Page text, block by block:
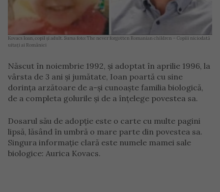
Kovacs Ioan, copil și adult. Sursa foto: The never forgotten Romanian children – Copiii niciodată
uitați ai României
Născut în noiembrie 1992, și adoptat în aprilie 1996, la
vârsta de 3 ani și jumătate, Ioan poartă cu sine
dorința arzătoare de a-și cunoaște familia biologică,
de a completa golurile și de a înțelege povestea sa.
Dosarul său de adopție este o carte cu multe pagini
lipsă, lăsând în umbră o mare parte din povestea sa.
Singura informație clară este numele mamei sale
biologice: Aurica Kovacs.